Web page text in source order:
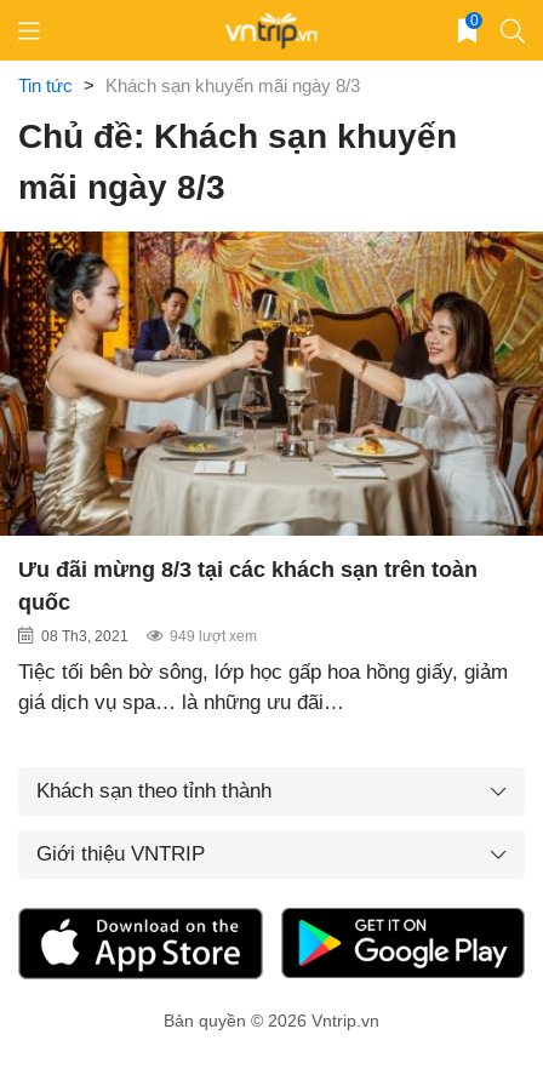
content
0
Tin tức > Khách sạn khuyến mãi ngày 8/3
Chủ đề: Khách sạn khuyến
mãi ngày 8/3
Ưu đãi mừng 8/3 tại các khách sạn trên toàn
quốc
08 Th3, 2021 949 lượt xem
Tiệc tối bên bờ sông, lớp học gấp hoa hồng giấy, giảm
giá dịch vụ spa… là những ưu đãi…
Khách sạn theo tỉnh thành
Giới thiệu VNTRIP
Bản quyền © 2026 Vntrip.vn